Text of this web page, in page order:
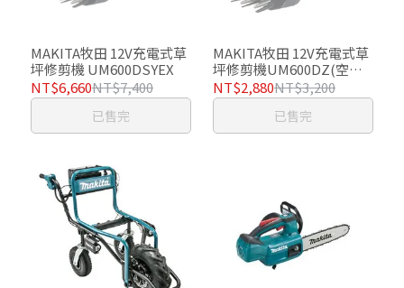
MAKITA牧田 12V充電式草
坪修剪機 UM600DSYEX
NT$6,660NT$7,400
已售完
MAKITA牧田 12V充電式草
坪修剪機UM600DZ(空機-
不含充電器及電池)
NT$2,880NT$3,200
已售完